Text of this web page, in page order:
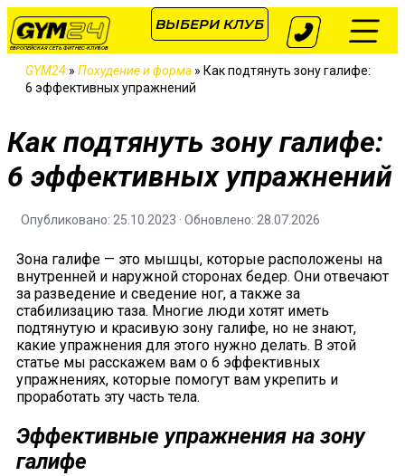
ЕВРОПЕЙСКАЯ СЕТЬ ФИТНЕС-КЛУБОВ
ВЫБЕРИ КЛУБ
GYM24 » Похудение и форма » Как подтянуть зону галифе:
6 эффективных упражнений
Как подтянуть зону галифе:
6 эффективных упражнений
Опубликовано: 25.10.2023 · Обновлено: 28.07.2026
Зона галифе — это мышцы, которые расположены на
внутренней и наружной сторонах бедер. Они отвечают
за разведение и сведение ног, а также за
стабилизацию таза. Многие люди хотят иметь
подтянутую и красивую зону галифе, но не знают,
какие упражнения для этого нужно делать. В этой
статье мы расскажем вам о 6 эффективных
упражнениях, которые помогут вам укрепить и
проработать эту часть тела.
Эффективные упражнения на зону
галифе